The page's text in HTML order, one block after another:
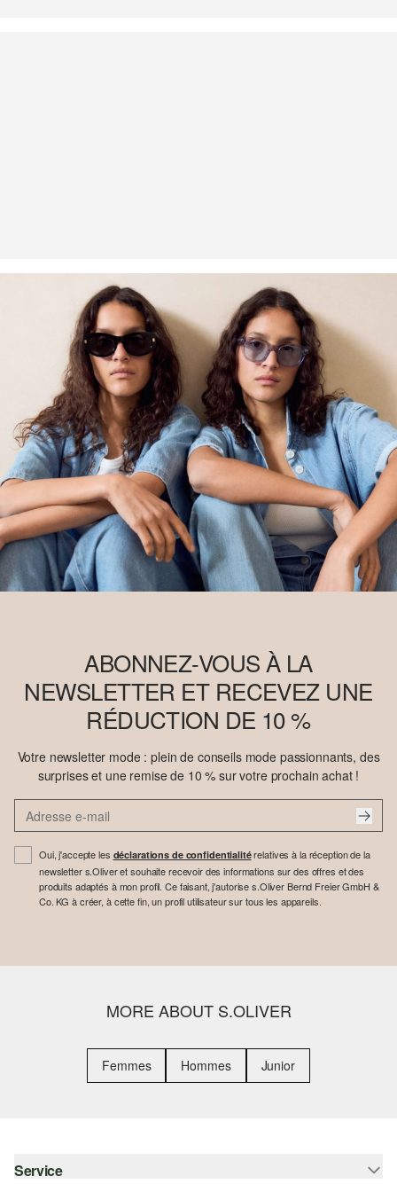
ABONNEZ-VOUS À LA
NEWSLETTER ET RECEVEZ UNE
RÉDUCTION DE 10 %
Votre newsletter mode : plein de conseils mode passionnants, des
surprises et une remise de 10 % sur votre prochain achat !
Oui, j'accepte les déclarations de confidentialitérelatives à la réception de la
newsletter s.Oliver et souhaite recevoir des informations sur des offres et des
produits adaptés à mon profil. Ce faisant, j'autorise s.Oliver Bernd Freier GmbH &
Co. KG à créer, à cette fin, un profil utilisateur sur tous les appareils.
MORE ABOUT S.OLIVER
Femmes Hommes Junior
Service